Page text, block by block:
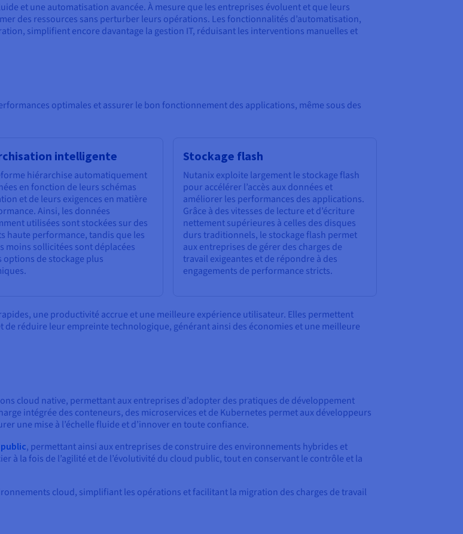
et une automatisation avancée. À mesure que les entreprises évoluent et que leurs
des ressources sans perturber leurs opérations. Les fonctionnalités d’automatisation,
simplifient encore davantage la gestion IT, réduisant les interventions manuelles et
optimales et assurer le bon fonctionnement des applications, même sous des
intelligente
hiérarchise automatiquement
en fonction de leurs schémas
et de leurs exigences en matière
Ainsi, les données
utilisées sont stockées sur des
haute performance, tandis que les
moins sollicitées sont déplacées
options de stockage plus
Stockage flash
Nutanix exploite largement le stockage flash
pour accélérer l’accès aux données et
améliorer les performances des applications.
Grâce à des vitesses de lecture et d’écriture
nettement supérieures à celles des disques
durs traditionnels, le stockage flash permet
aux entreprises de gérer des charges de
travail exigeantes et de répondre à des
engagements de performance stricts.
une productivité accrue et une meilleure expérience utilisateur. Elles permettent
réduire leur empreinte technologique, générant ainsi des économies et une meilleure
cloud native, permettant aux entreprises d’adopter des pratiques de développement
intégrée des conteneurs, des microservices et de Kubernetes permet aux développeurs
une mise à l’échelle fluide et d’innover en toute confiance.
, permettant ainsi aux entreprises de construire des environnements hybrides et
à la fois de l’agilité et de l’évolutivité du cloud public, tout en conservant le contrôle et la
cloud, simplifiant les opérations et facilitant la migration des charges de travail